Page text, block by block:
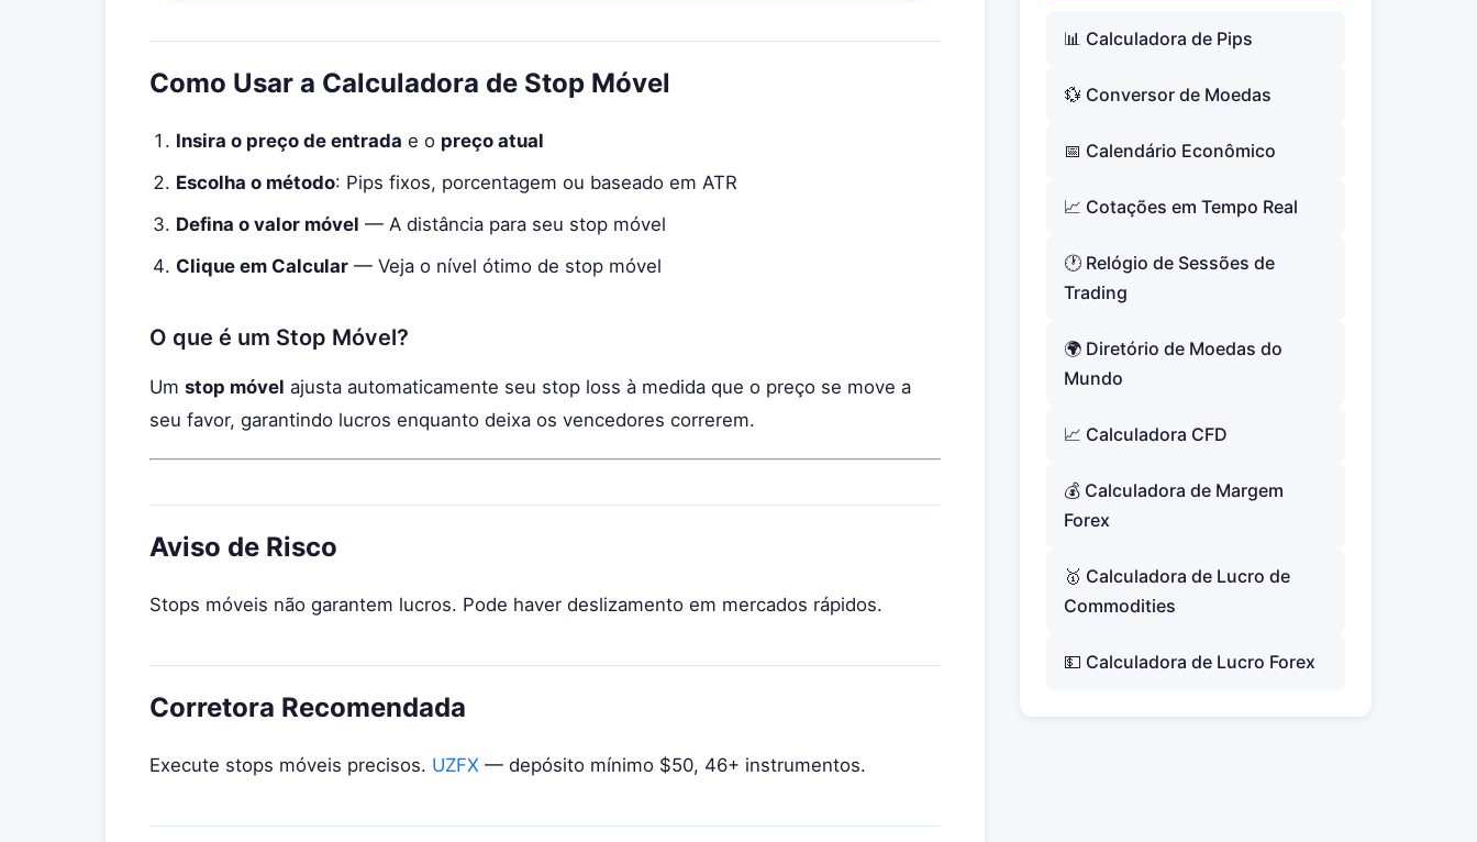
Como Usar a Calculadora de Stop Móvel
Insira o preço de entrada e o preço atual
Escolha o método: Pips fixos, porcentagem ou baseado em ATR
Defina o valor móvel — A distância para seu stop móvel
Clique em Calcular — Veja o nível ótimo de stop móvel
O que é um Stop Móvel?
Um stop móvel ajusta automaticamente seu stop loss à medida que o preço se move a
seu favor, garantindo lucros enquanto deixa os vencedores correrem.
Aviso de Risco
Stops móveis não garantem lucros. Pode haver deslizamento em mercados rápidos.
Corretora Recomendada
Execute stops móveis precisos. UZFX — depósito mínimo $50, 46+ instrumentos.
📊 Calculadora de Pips
💱 Conversor de Moedas
📅 Calendário Econômico
📈 Cotações em Tempo Real
🕐 Relógio de Sessões de
Trading
🌍 Diretório de Moedas do
Mundo
📈 Calculadora CFD
💰 Calculadora de Margem
Forex
🥇 Calculadora de Lucro de
Commodities
💵 Calculadora de Lucro Forex